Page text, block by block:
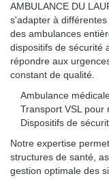
AMBULANCE DU
s'adapter à
des ambulances
dispositifs de sécurité
répondre aux
constant de qualité.
Ambulance
Transport VSL pour
Dispositifs de
Notre expertise
structures de santé,
gestion optimale des